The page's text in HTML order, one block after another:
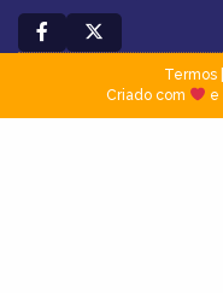
Termos|
Criado com
e